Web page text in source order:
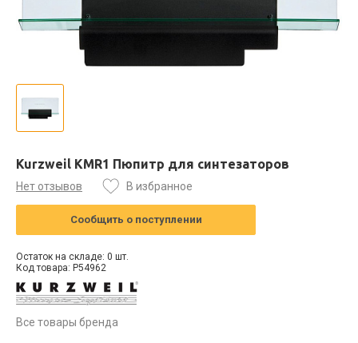
Kurzweil KMR1 Пюпитр для синтезаторов
Нет отзывов В избранное
Сообщить о поступлении
Остаток на складе: 0 шт.
Код товара: P54962
Все товары бренда